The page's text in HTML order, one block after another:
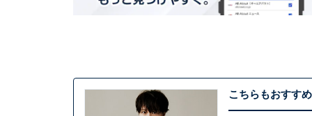
こちらもおすすめ